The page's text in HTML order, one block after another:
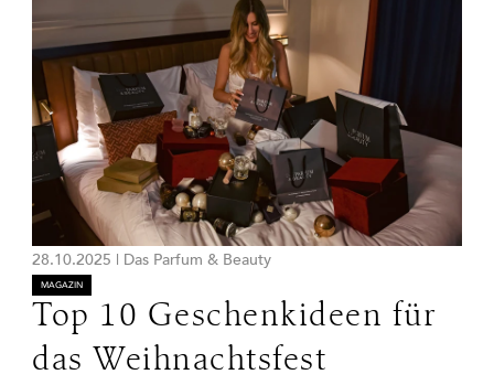
28.10.2025 | Das Parfum & Beauty
MAGAZIN
Top 10 Geschenkideen für
das Weihnachtsfest